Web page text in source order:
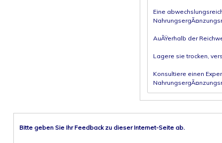
Eine
AuÃŸerhalb der
Lagere sie trocken,
Konsultiere einen
Bitte geben Sie Ihr Feedback zu dieser Internet-Seite ab.